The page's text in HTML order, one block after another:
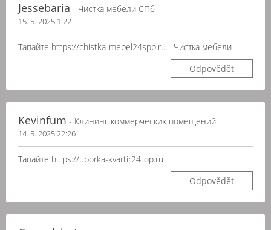
Jessebaria - Чистка мебели СПб
15. 5. 2025 1:22
Тапайте https://chistka-mebel24spb.ru - Чистка мебели
Odpovědět
Kevinfum - Клининг коммерческих помещений
14. 5. 2025 22:26
Тапайте https://uborka-kvartir24top.ru
Odpovědět